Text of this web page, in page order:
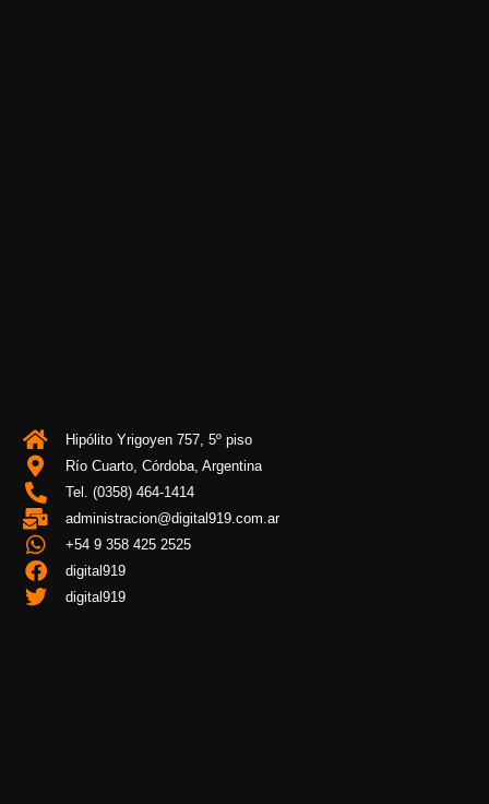
Hipólito Yrigoyen 757, 5º piso
Río Cuarto, Córdoba, Argentina
Tel. (0358) 464-1414
administracion@digital919.com.ar
+54 9 358 425 2525
digital919
digital919